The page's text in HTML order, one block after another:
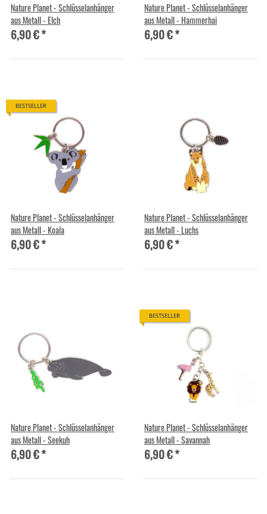
Nature Planet - Schlüsselanhänger
aus Metall - Elch
6,90 €*
Nature Planet - Schlüsselanhänger
aus Metall - Hammerhai
6,90 €*
BESTSELLER
Nature Planet - Schlüsselanhänger
aus Metall - Koala
6,90 €*
Nature Planet - Schlüsselanhänger
aus Metall - Luchs
6,90 €*
Nature Planet - Schlüsselanhänger
aus Metall - Seekuh
6,90 €*
BESTSELLER
Nature Planet - Schlüsselanhänger
aus Metall - Savannah
6,90 €*